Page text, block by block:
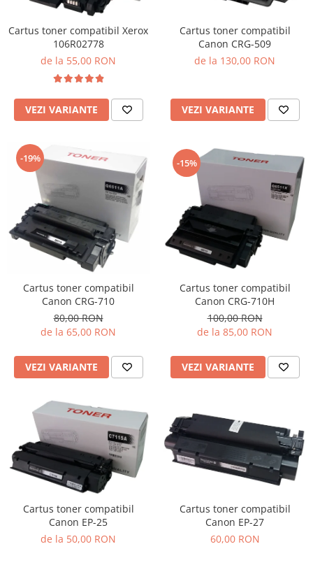
Cartus toner compatibil Xerox
106R02778
de la 55,00 RON
VEZI VARIANTE
Cartus toner compatibil
Canon CRG-509
de la 130,00 RON
VEZI VARIANTE
-19%
Cartus toner compatibil
Canon CRG-710
80,00 RON
de la 65,00 RON
VEZI VARIANTE
-15%
Cartus toner compatibil
Canon CRG-710H
100,00 RON
de la 85,00 RON
VEZI VARIANTE
Cartus toner compatibil
Canon EP-25
de la 50,00 RON
Cartus toner compatibil
Canon EP-27
60,00 RON